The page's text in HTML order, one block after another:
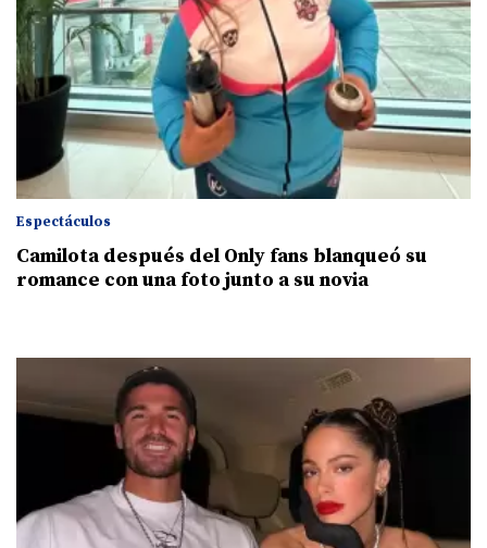
Espectáculos
Camilota después del Only fans blanqueó su
romance con una foto junto a su novia